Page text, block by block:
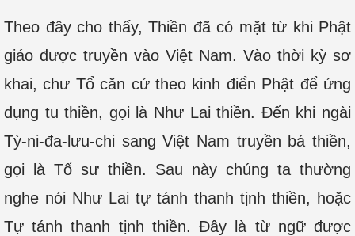
Theo đây cho thấy, Thiền đã có mặt từ khi Phật
giáo được truyền vào Việt Nam. Vào thời kỳ sơ
khai, chư Tổ căn cứ theo kinh điển Phật để ứng
dụng tu thiền, gọi là Như Lai thiền. Đến khi ngài
Tỳ-ni-đa-lưu-chi sang Việt Nam truyền bá thiền,
gọi là Tổ sư thiền. Sau này chúng ta thường
nghe nói Như Lai tự tánh thanh tịnh thiền, hoặc
Tự tánh thanh tịnh thiền. Đây là từ ngữ được